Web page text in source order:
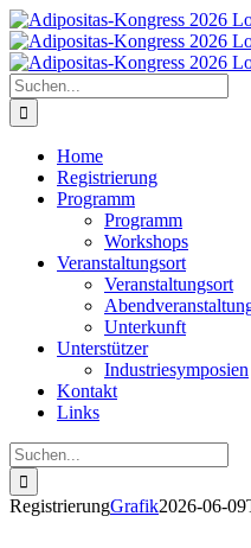
Zum
Inhalt
springen
Suche
nach:
Home
Registrierung
Programm
Programm
Workshops
Veranstaltungsort
Veranstaltungsort
Unterkunft
Unterstützer
Industriesymposien
Kontakt
Links
Suche
nach:
RegistrierungGrafik2026-06-